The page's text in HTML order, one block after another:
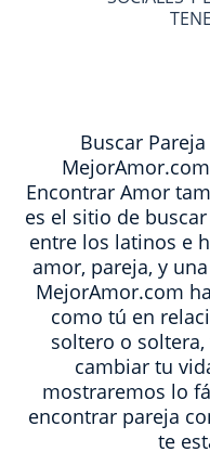
Buscar
Encontrar Amor
es el sitio de
entre los latinos e
amor, pareja, y
MejorAmor.com
como tú en
soltero o
cambiar tu
mostraremos lo
encontrar pareja
te